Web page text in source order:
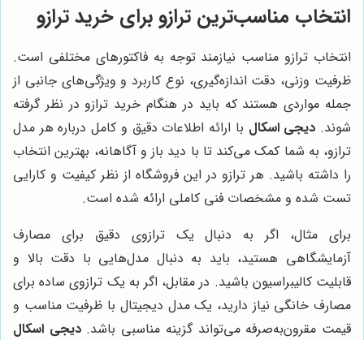
انتخاب مناسب‌ترین ترازو برای خرید ترازو
انتخاب ترازو مناسب نیازمند توجه به فاکتورهای مختلفی است.
ظرفیت وزنی، دقت اندازه‌گیری، نوع کاربرد و ویژگی‌های جانبی از
جمله مواردی هستند که باید در هنگام خرید ترازو در نظر گرفته
شوند. دیجی اسکال با ارائه اطلاعات دقیق و کامل درباره هر مدل
ترازو، به شما کمک می‌کند تا با دید باز و آگاهانه، بهترین انتخاب
را داشته باشید. هر ترازو در این فروشگاه از نظر کیفیت و کارایی
تست شده و مشخصات فنی کاملی ارائه شده است.
برای مثال، اگر به دنبال یک ترازوی دقیق برای مصارف
آزمایشگاهی هستید، باید به دنبال مدل‌هایی با دقت بالا و
قابلیت کالیبراسیون باشید. در مقابل، اگر به یک ترازوی ساده برای
مصارف خانگی نیاز دارید، یک مدل دیجیتال با ظرفیت مناسب و
قیمت مقرون‌به‌صرفه می‌تواند گزینه مناسبی باشد.دیجی اسکال